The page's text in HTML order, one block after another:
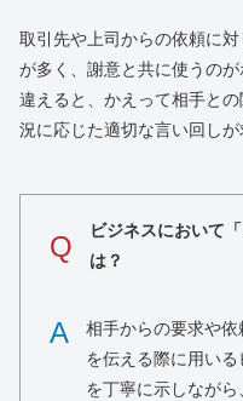
取引先や上司からの依頼に
が多く、謝意と共に使うの
違えると、かえって相手と
況に応じた適切な言い回しが
Q
ビジネスにおいて
は？
A
相手からの要求や
を伝える際に用い
を丁寧に示しなが